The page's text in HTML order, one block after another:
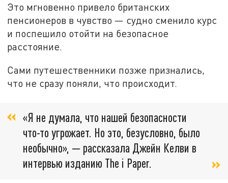
Это мгновенно привело британских
пенсионеров в чувство — судно сменило курс
и поспешило отойти на безопасное
расстояние.
Сами путешественники позже признались,
что не сразу поняли, что происходит.
«Я не думала, что нашей безопасности
что-то угрожает. Но это, безусловно, было
необычно», — рассказала Джейн Келви в
интервью изданию The i Paper.